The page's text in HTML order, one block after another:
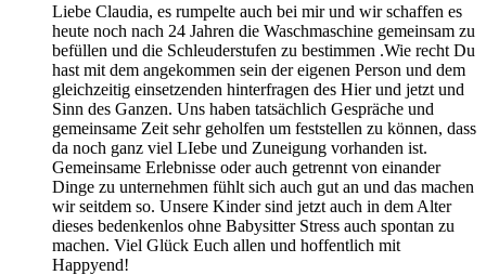
Liebe Claudia, es rumpelte auch bei mir und wir schaffen es
heute noch nach 24 Jahren die Waschmaschine gemeinsam zu
befüllen und die Schleuderstufen zu bestimmen .Wie recht Du
hast mit dem angekommen sein der eigenen Person und dem
gleichzeitig einsetzenden hinterfragen des Hier und jetzt und
Sinn des Ganzen. Uns haben tatsächlich Gespräche und
gemeinsame Zeit sehr geholfen um feststellen zu können, dass
da noch ganz viel LIebe und Zuneigung vorhanden ist.
Gemeinsame Erlebnisse oder auch getrennt von einander
Dinge zu unternehmen fühlt sich auch gut an und das machen
wir seitdem so. Unsere Kinder sind jetzt auch in dem Alter
dieses bedenkenlos ohne Babysitter Stress auch spontan zu
machen. Viel Glück Euch allen und hoffentlich mit
Happyend!